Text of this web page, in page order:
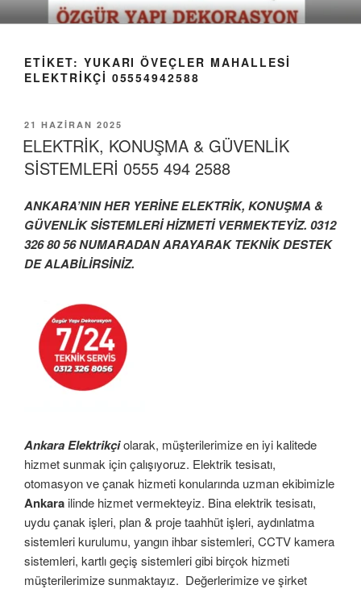
İçeriğe
geç
ETIKET: YUKARI ÖVEÇLER MAHALLESI
ELEKTRIKÇI 05554942588
YAYIM
TARIHI
21 HAZIRAN 2025
ELEKTRİK, KONUŞMA & GÜVENLİK
SİSTEMLERİ 0555 494 2588
ANKARA’NIN HER YERİNE ELEKTRİK, KONUŞMA &
GÜVENLİK SİSTEMLERİ HİZMETİ VERMEKTEYİZ. 0312
326 80 56 NUMARADAN ARAYARAK TEKNİK DESTEK
DE ALABİLİRSİNİZ.
Ankara Elektrikçiolarak, müşterilerimize en iyi kalitede
hizmet sunmak için çalışıyoruz. Elektrik tesisatı,
otomasyon ve çanak hizmeti konularında uzman ekibimizle
Ankara ilinde hizmet vermekteyiz. Bina elektrik tesisatı,
uydu çanak işleri, plan & proje taahhüt işleri, aydınlatma
sistemleri kurulumu, yangın ihbar sistemleri, CCTV kamera
sistemleri, kartlı geçiş sistemleri gibi birçok hizmeti
müşterilerimize sunmaktayız. Değerlerimize ve şirket